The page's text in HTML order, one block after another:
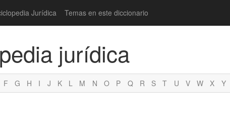
Jurídica Temas en este diccionario
jurídica
F G H I J K L M N O P Q R S T U V W X Y